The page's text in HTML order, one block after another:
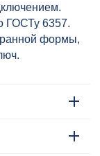
ГОСТу 6357.
формы,